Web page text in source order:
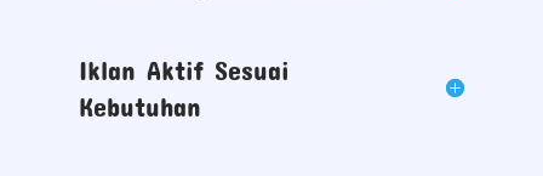
Iklan Aktif Sesuai
Kebutuhan